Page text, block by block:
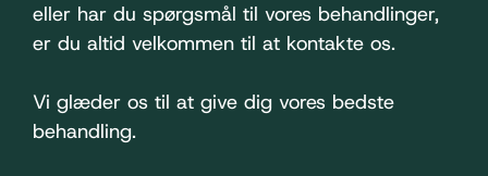
eller har du spørgsmål til vores behandlinger,
er du altid velkommen til at kontakte os.
Vi glæder os til at give dig vores bedste
behandling.